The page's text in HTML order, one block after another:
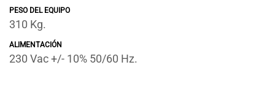
PESO DEL EQUIPO
310 Kg.
ALIMENTACIÓN
230 Vac +/- 10% 50/60 Hz.